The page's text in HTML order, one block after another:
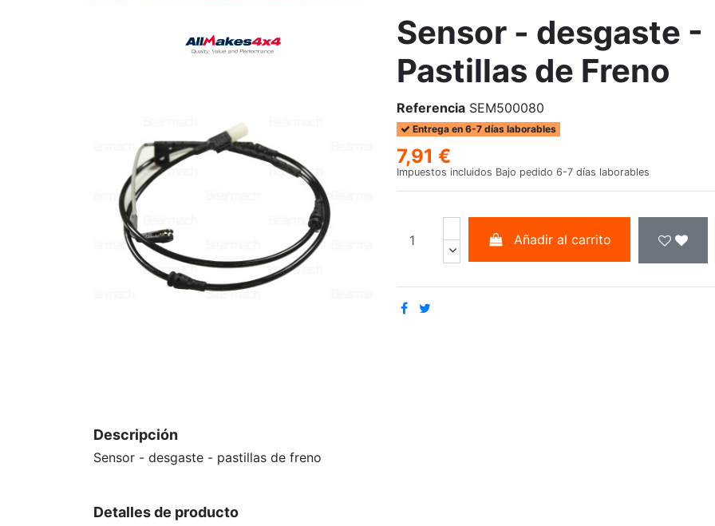
Sensor - desgaste -
Pastillas de Freno
Referencia SEM500080
Entrega en 6-7 días laborables
7,91 €
Impuestos incluidos Bajo pedido 6-7 días laborables
Añadir al carrito
Descripción
Sensor - desgaste - pastillas de freno
Detalles de producto